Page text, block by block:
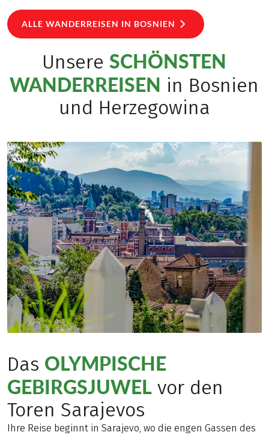
ALLE WANDERREISEN IN BOSNIEN
UnsereSCHÖNSTEN
WANDERREISEN in Bosnien
und Herzegowina
Das OLYMPISCHE
GEBIRGSJUWEL vor den
Toren Sarajevos
Ihre Reise beginnt in Sarajevo, wo die engen Gassen des